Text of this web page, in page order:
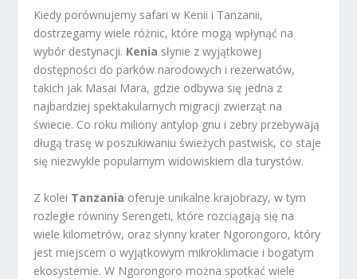
Kiedy porównujemy safari w Kenii i Tanzanii,
dostrzegamy wiele różnic, które mogą wpłynąć na
wybór destynacji. Kenia słynie z wyjątkowej
dostępności do parków narodowych i rezerwatów,
takich jak Masai Mara, gdzie odbywa się jedna z
najbardziej spektakularnych migracji zwierząt na
świecie. Co roku miliony antylop gnu i zebry przebywają
długą trasę w poszukiwaniu świeżych pastwisk, co staje
się niezwykle popularnym widowiskiem dla turystów.
Z kolei Tanzania oferuje unikalne krajobrazy, w tym
rozległe równiny Serengeti, które rozciągają się na
wiele kilometrów, oraz słynny krater Ngorongoro, który
jest miejscem o wyjątkowym mikroklimacie i bogatym
ekosystemie. W Ngorongoro można spotkać wiele